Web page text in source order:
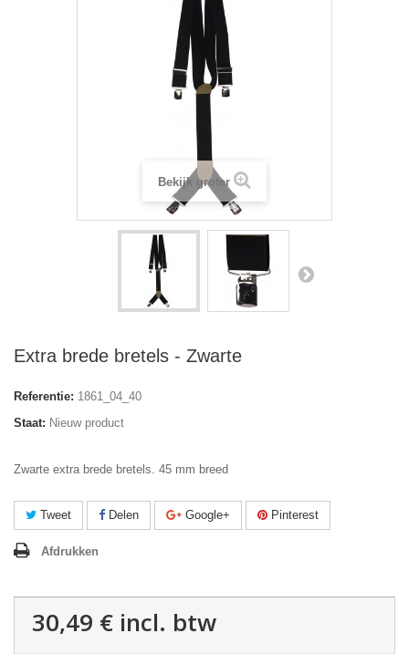
Bekijk groter
Extra brede bretels - Zwarte
Referentie: 1861_04_40
Staat: Nieuw product
Zwarte extra brede bretels. 45 mm breed
Tweet Delen Google+ Pinterest
Afdrukken
30,49 € incl. btw